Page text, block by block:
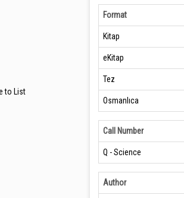
to List
Format
Kitap
eKitap
Tez
Osmanlıca
Call Number
Q - Science
Author